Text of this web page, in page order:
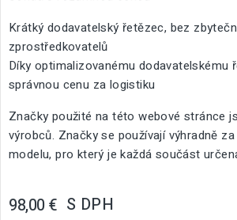
Krátký dodavatelský řetězec, bez
zprostředkovatelů
Díky optimalizovanému dodavatelskému
správnou cenu za logistiku
Značky použité na této webové stránce
výrobců. Značky se používají výhradně
modelu, pro který je každá součást
98,00 € S DPH